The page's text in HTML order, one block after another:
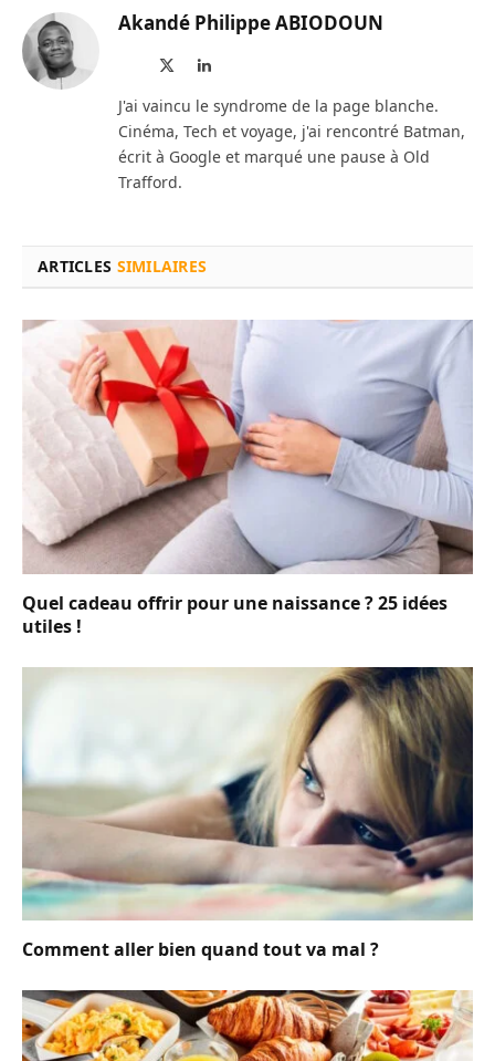
Akandé Philippe ABIODOUN
LinkedIn
J'ai vaincu le syndrome de la page blanche.
Cinéma, Tech et voyage, j'ai rencontré Batman,
écrit à Google et marqué une pause à Old
Trafford.
ARTICLES SIMILAIRES
Quel cadeau offrir pour une naissance ? 25 idées
utiles !
Comment aller bien quand tout va mal ?